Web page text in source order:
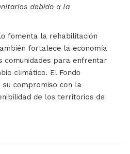
debido a la
fomenta la rehabilitación
fortalece la economía
comunidades para enfrentar
climático. El Fondo
compromiso con la
de los territorios de